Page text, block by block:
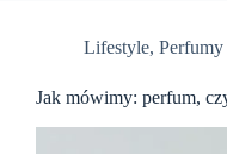
Lifestyle, Perfumy
Jak mówimy: perfum,